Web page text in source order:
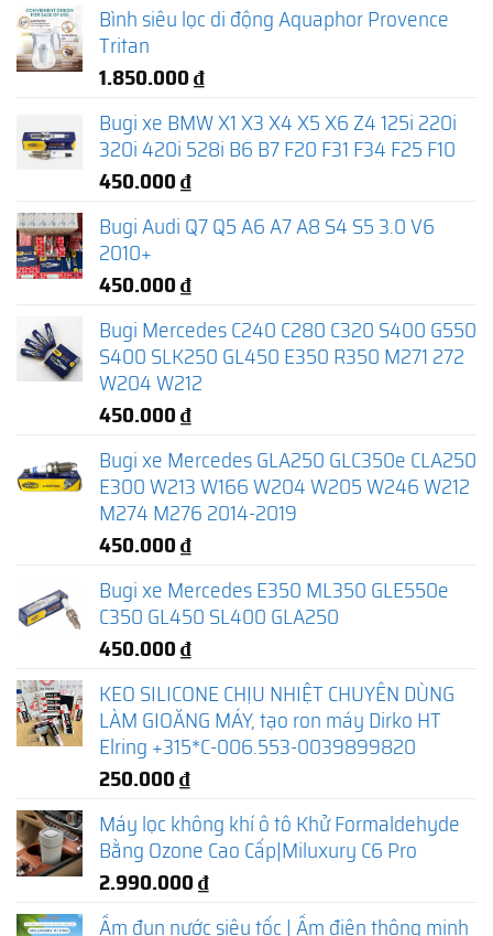
Bình siêu lọc di động Aquaphor Provence
Tritan
1.850.000₫
Bugi xe BMW X1 X3 X4 X5 X6 Z4 125i 220i
320i 420i 528i B6 B7 F20 F31 F34 F25 F10
450.000₫
Bugi Audi Q7 Q5 A6 A7 A8 S4 S5 3.0 V6
2010+
450.000₫
Bugi Mercedes C240 C280 C320 S400 G550
S400 SLK250 GL450 E350 R350 M271 272
W204 W212
450.000₫
Bugi xe Mercedes GLA250 GLC350e CLA250
E300 W213 W166 W204 W205 W246 W212
M274 M276 2014-2019
450.000₫
Bugi xe Mercedes E350 ML350 GLE550e
C350 GL450 SL400 GLA250
450.000₫
KEO SILICONE CHỊU NHIỆT CHUYÊN DÙNG
LÀM GIOĂNG MÁY, tạo ron máy Dirko HT
Elring +315*C-006.553-0039899820
250.000₫
Máy lọc không khí ô tô Khử Formaldehyde
Bằng Ozone Cao Cấp|Miluxury C6 Pro
2.990.000₫
Ấm đun nước siêu tốc | Ấm điện thông minh